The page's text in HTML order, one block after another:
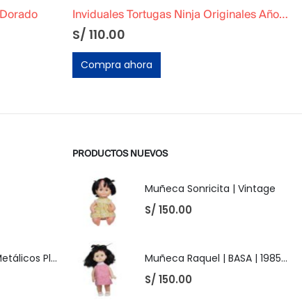
1965 Ford Econoline Pickup M2
S/ 60.00
Compra ahora
Juego de Yases Metálicos Plomos 6 Unidades + Pelota de Goma (En Bolsita Lista para Regalar)
PRODUCTOS NUEVOS
Muñeca Sonricita | Vintage
S/ 150.00
Muñeca Raquel | BASA | 1985 | Vintage
S/ 150.00